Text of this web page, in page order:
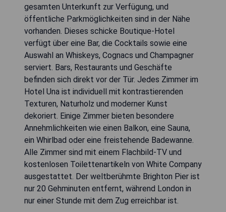
gesamten Unterkunft zur Verfügung, und
öffentliche Parkmöglichkeiten sind in der Nähe
vorhanden. Dieses schicke Boutique-Hotel
verfügt über eine Bar, die Cocktails sowie eine
Auswahl an Whiskeys, Cognacs und Champagner
serviert. Bars, Restaurants und Geschäfte
befinden sich direkt vor der Tür. Jedes Zimmer im
Hotel Una ist individuell mit kontrastierenden
Texturen, Naturholz und moderner Kunst
dekoriert. Einige Zimmer bieten besondere
Annehmlichkeiten wie einen Balkon, eine Sauna,
ein Whirlbad oder eine freistehende Badewanne.
Alle Zimmer sind mit einem Flachbild-TV und
kostenlosen Toilettenartikeln von White Company
ausgestattet. Der weltberühmte Brighton Pier ist
nur 20 Gehminuten entfernt, während London in
nur einer Stunde mit dem Zug erreichbar ist.